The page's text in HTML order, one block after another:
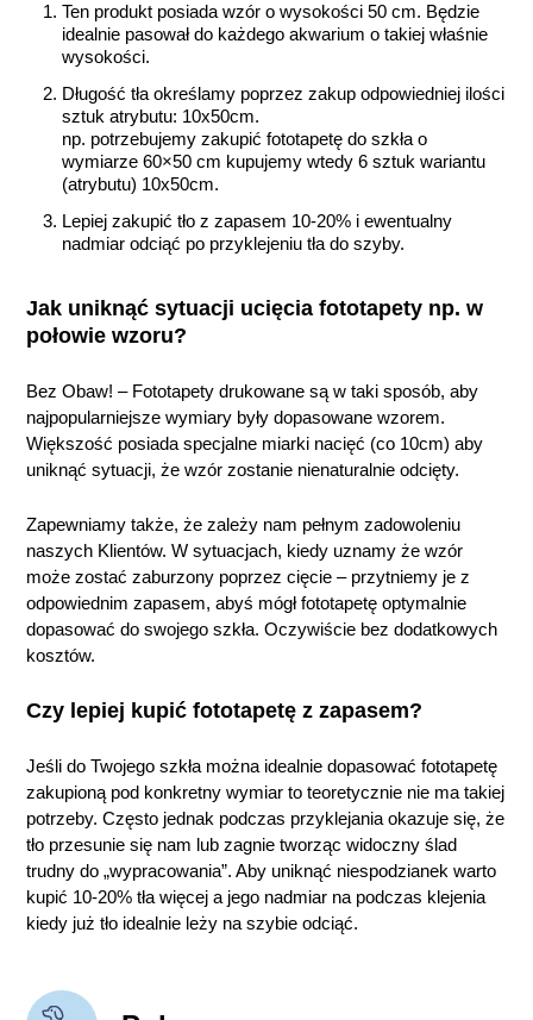
Ten produkt posiada wzór o wysokości 50 cm. Będzie
idealnie pasował do każdego akwarium o takiej właśnie
wysokości.
Długość tła określamy poprzez zakup odpowiedniej ilości
sztuk atrybutu: 10x50cm.
np. potrzebujemy zakupić fototapetę do szkła o
wymiarze 60×50 cm kupujemy wtedy 6 sztuk wariantu
(atrybutu) 10x50cm.
Lepiej zakupić tło z zapasem 10-20% i ewentualny
nadmiar odciąć po przyklejeniu tła do szyby.
Jak uniknąć sytuacji ucięcia fototapety np. w
połowie wzoru?
Bez Obaw! – Fototapety drukowane są w taki sposób, aby
najpopularniejsze wymiary były dopasowane wzorem.
Większość posiada specjalne miarki nacięć (co 10cm) aby
uniknąć sytuacji, że wzór zostanie nienaturalnie odcięty.
Zapewniamy także, że zależy nam pełnym zadowoleniu
naszych Klientów. W sytuacjach, kiedy uznamy że wzór
może zostać zaburzony poprzez cięcie – przytniemy je z
odpowiednim zapasem, abyś mógł fototapetę optymalnie
dopasować do swojego szkła. Oczywiście bez dodatkowych
kosztów.
Czy lepiej kupić fototapetę z zapasem?
Jeśli do Twojego szkła można idealnie dopasować fototapetę
zakupioną pod konkretny wymiar to teoretycznie nie ma takiej
potrzeby. Często jednak podczas przyklejania okazuje się, że
tło przesunie się nam lub zagnie tworząc widoczny ślad
trudny do „wypracowania”. Aby uniknąć niespodzianek warto
kupić 10-20% tła więcej a jego nadmiar na podczas klejenia
kiedy już tło idealnie leży na szybie odciąć.